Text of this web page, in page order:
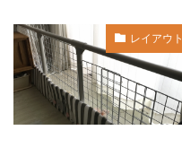
レイアウト